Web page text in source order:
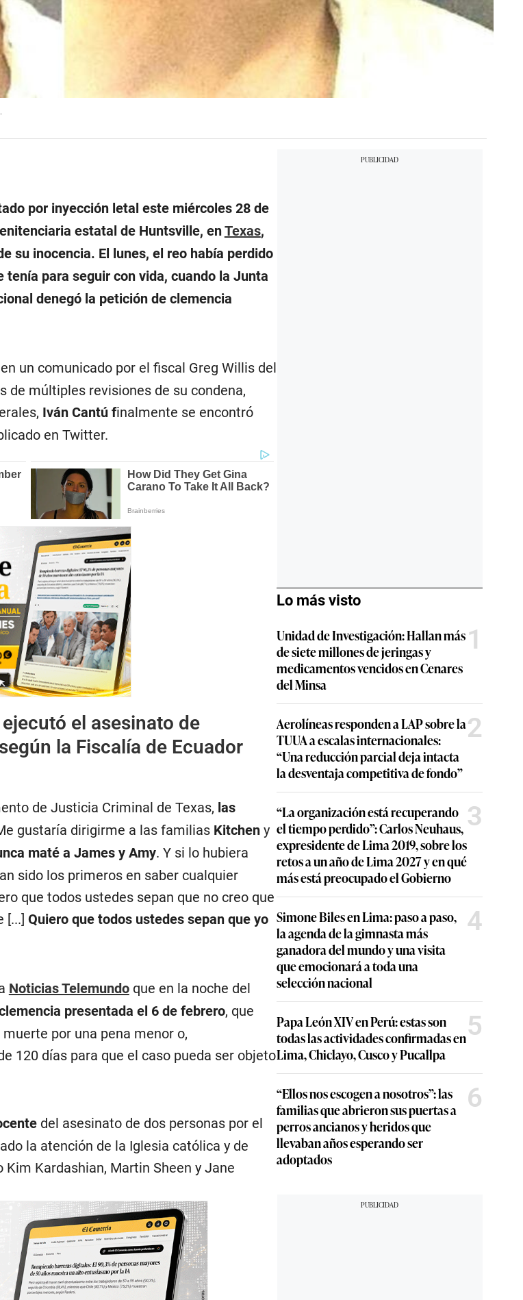
por inyección letal este miércoles 28 de
estatal de Huntsville, enTexas,
su inocencia. El lunes, el reo había perdido
para seguir con vida, cuando la Junta
denegó la petición de clemencia
un comunicado por el fiscal Greg Willis del
de múltiples revisiones de su condena,
Iván Cantú finalmente se encontró
en Twitter.
el asesinato de
la Fiscalía de Ecuador
de Justicia Criminal de Texas, las
gustaría dirigirme a las familias Kitchen y
maté a James y Amy. Y si lo hubiera
sido los primeros en saber cualquier
que todos ustedes sepan que no creo que
[...] Quiero que todos ustedes sepan que yo
Noticias Telemundoque en la noche del
presentada el 6 de febrero, que
por una pena menor o,
120 días para que el caso pueda ser objeto
del asesinato de dos personas por el
la atención de la Iglesia católica y de
Kardashian, Martin Sheen y Jane
Lo más visto
Unidad de Investigación: Hallan más
de siete millones de jeringas y
medicamentos vencidos en Cenares
del Minsa
1
Aerolíneas responden a LAP sobre la
TUUA a escalas internacionales:
“Una reducción parcial deja intacta
la desventaja competitiva de fondo”
2
“La organización está recuperando
el tiempo perdido”: Carlos Neuhaus,
expresidente de Lima 2019, sobre los
retos a un año de Lima 2027 y en qué
más está preocupado el Gobierno
3
Simone Biles en Lima: paso a paso,
la agenda de la gimnasta más
ganadora del mundo y una visita
que emocionará a toda una
selección nacional
4
Papa León XIV en Perú: estas son
todas las actividades confirmadas en
Lima, Chiclayo, Cusco y Pucallpa
5
“Ellos nos escogen a nosotros”: las
familias que abrieron sus puertas a
perros ancianos y heridos que
llevaban años esperando ser
adoptados
6